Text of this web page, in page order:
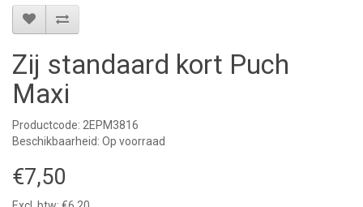
Zij standaard kort Puch
Maxi
Productcode: 2EPM3816
Beschikbaarheid: Op voorraad
€7,50